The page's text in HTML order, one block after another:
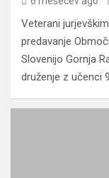
Veterani
predavanje
Slovenijo Gornja
druženje z učenci